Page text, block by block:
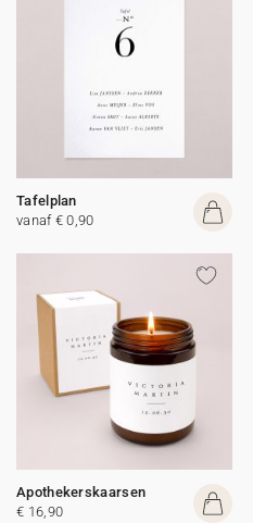
Tafelplan
vanaf € 0,90
Apothekerskaarsen
€ 16,90